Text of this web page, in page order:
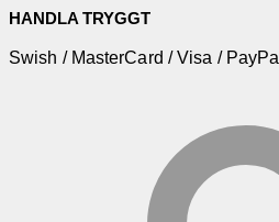
HANDLA TRYGGT
Swish / MasterCard / Visa / PayPal